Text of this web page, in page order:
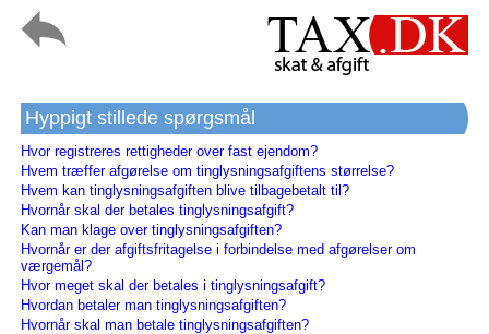
Hyppigt stillede spørgsmål
Hvor registreres rettigheder over fast ejendom?
Hvem træffer afgørelse om tinglysningsafgiftens størrelse?
Hvem kan tinglysningsafgiften blive tilbagebetalt til?
Hvornår skal der betales tinglysningsafgift?
Kan man klage over tinglysningsafgiften?
Hvornår er der afgiftsfritagelse i forbindelse med afgørelser om
værgemål?
Hvor meget skal der betales i tinglysningsafgift?
Hvordan betaler man tinglysningsafgiften?
Hvornår skal man betale tinglysningsafgiften?